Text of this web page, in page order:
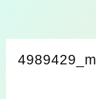
4989429_m